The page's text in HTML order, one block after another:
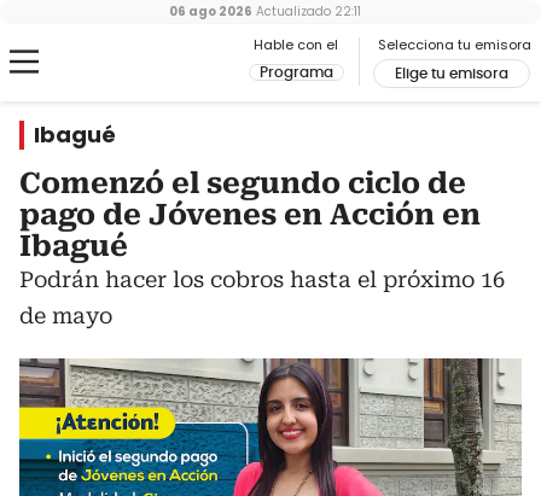
Hable con el
Programa
Selecciona tu emisora
Elige tu emisora
06 ago 2026 Actualizado 22:11
Ibagué
Comenzó el segundo ciclo de
pago de Jóvenes en Acción en
Ibagué
Podrán hacer los cobros hasta el próximo 16
de mayo